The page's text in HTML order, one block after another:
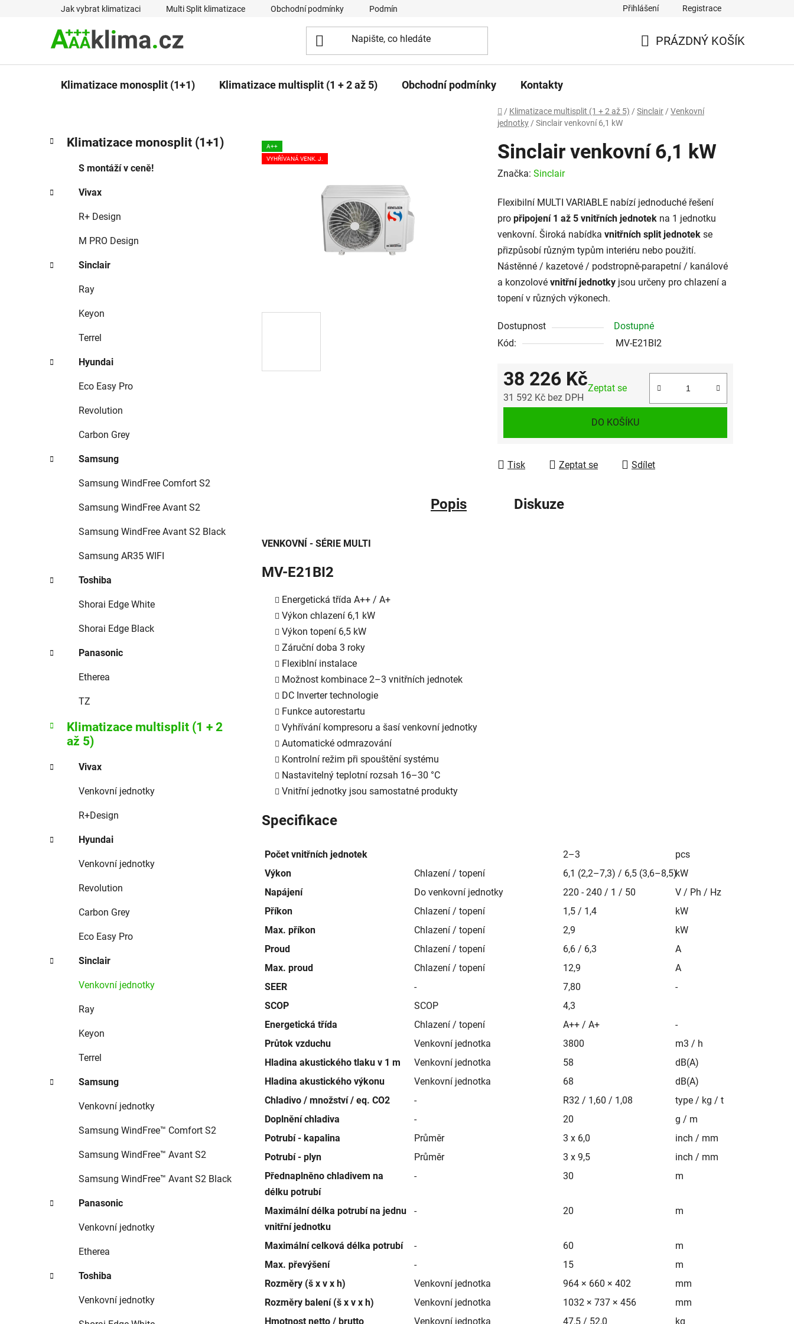
Jak vybrat klimatizaci Multi Split klimatizace Obchodní podmínky Podmínky ochrany osobních údajů Přihlášení Registrace
PRÁZDNÝ KOŠÍK
Klimatizace monosplit (1+1) Klimatizace multisplit (1 + 2 až 5) Obchodní podmínky Kontakty
Domů
/ Klimatizace multisplit (1 + 2 až 5) / Sinclair / Venkovní
jednotky / Sinclair venkovní 6,1 kW
P
r
í
p
kategorie
a
g
o
Klimatizace monosplit (1+1)
S montáží v ceně!
Vivax
R+ Design
M PRO Design
Sinclair
Ray
Keyon
Terrel
Hyundai
Eco Easy Pro
Revolution
Carbon Grey
Samsung
Samsung WindFree Comfort S2
Samsung WindFree Avant S2
Samsung WindFree Avant S2 Black
Samsung AR35 WIFI
Toshiba
Shorai Edge White
Shorai Edge Black
Panasonic
Etherea
TZ
Klimatizace multisplit (1 + 2
až 5)
Vivax
Venkovní jednotky
R+Design
Hyundai
Venkovní jednotky
Revolution
Carbon Grey
Eco Easy Pro
Sinclair
Venkovní jednotky
Ray
Keyon
Terrel
Samsung
Venkovní jednotky
Samsung WindFree™ Comfort S2
Samsung WindFree™ Avant S2
Samsung WindFree™ Avant S2 Black
Panasonic
Venkovní jednotky
Etherea
Toshiba
Venkovní jednotky
Sinclair venkovní 6,1 kW
Značka: Sinclair
Flexibilní MULTI VARIABLE nabízí jednoduché řešení
pro připojení 1 až 5 vnitřních jednotek na 1 jednotku
venkovní. Široká nabídka vnitřních split jednotek se
přizpůsobí různým typům interiéru nebo použití.
Nástěnné / kazetové / podstropně-parapetní / kanálové
a konzolové vnitřní jednotky jsou určeny pro chlazení a
topení v různých výkonech.
Dostupnost
Dostupné
Kód:
MV-E21BI2
38 226 Kč
31 592 Kč bez DPH
Zeptat se
DO KOŠÍKU
Tisk Zeptat se Sdílet
A++
VYHŘÍVANÁ VENK. J.
Popis Diskuze
VENKOVNÍ - SÉRIE MULTI
MV-E21BI2
Energetická třída A++ / A+
Výkon chlazení 6,1 kW
Výkon topení 6,5 kW
Záruční doba 3 roky
Flexiblní instalace
Možnost kombinace 2–3 vnitřních jednotek
DC Inverter technologie
Funkce autorestartu
Vyhřívání kompresoru a šasí venkovní jednotky
Automatické odmrazování
Kontrolní režim při spouštění systému
Nastavitelný teplotní rozsah 16–30 °C
Vnitřní jednotky jsou samostatné produkty
Specifikace
Počet vnitřních jednotek 2–3
pcs
Výkon
Chlazení / topení 6,1 (2,2–7,3) / 6,5 (3,6–8,5)kW
Napájení
Do venkovní jednotky 220 - 240 / 1 / 50
V / Ph / Hz
Příkon
Chlazení / topení 1,5 / 1,4
kW
Max. příkon
Chlazení / topení 2,9
kW
Proud
Chlazení / topení 6,6 / 6,3
A
Max. proud
Chlazení / topení 12,9
A
SEER
- 7,80
-
SCOP
SCOP
4,3
Energetická třída
Chlazení / topení A++ / A+
-
Průtok vzduchu
Venkovní jednotka 3800
m3 / h
Hladina akustického tlaku v 1 m
Venkovní jednotka 58
dB(A)
Hladina akustického výkonu
Venkovní jednotka 68
dB(A)
Chladivo / množství / eq. CO2
- R32 / 1,60 / 1,08
type / kg / t
Doplnění chladiva
- 20
g / m
Potrubí - kapalina
Průměr 3 x 6,0
inch / mm
Potrubí - plyn
Průměr 3 x 9,5
inch / mm
Přednaplněno chladivem na
délku potrubí
- 30 m
Maximální délka potrubí na jednu
vnitřní jednotku
- 20 m
Maximální celková délka potrubí - 60
m
Max. převýšení
- 15
m
Rozměry (š x v x h)
Venkovní jednotka 964 × 660 × 402
mm
Rozměry balení (š x v x h)
Venkovní jednotka 1032 × 737 × 456
mm
Hmotnost netto / brutto
Venkovní jednotka 47,5 / 52,0 kg